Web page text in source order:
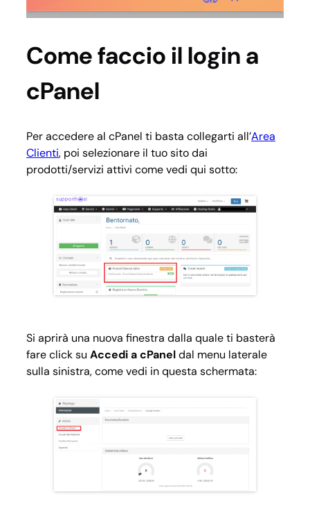
Come faccio il login a
cPanel
Per accedere al cPanel ti basta collegarti all’Area
Clienti, poi selezionare il tuo sito dai
prodotti/servizi attivi come vedi qui sotto:
Si aprirà una nuova finestra dalla quale ti basterà
fare click su Accedi a cPaneldal menu laterale
sulla sinistra, come vedi in questa schermata: